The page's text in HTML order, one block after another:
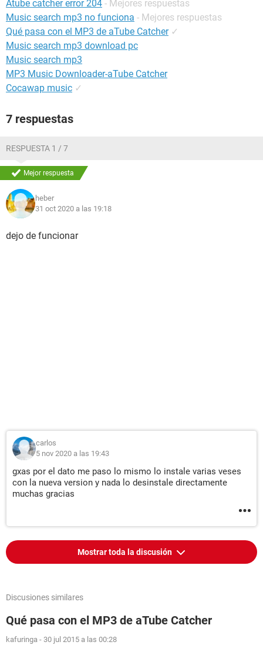
Atube catcher error 204 - Mejores respuestas
Music search mp3 no funciona - Mejores respuestas
Qué pasa con el MP3 de aTube Catcher ✓
Music search mp3 download pc
Music search mp3
MP3 Music Downloader-aTube Catcher
Cocawap music ✓
7 respuestas
RESPUESTA 1 / 7
Mejor respuesta
heber
31 oct 2020 a las 19:18
dejo de funcionar
carlos
5 nov 2020 a las 19:43
gxas por el dato me paso lo mismo lo instale varias veses
con la nueva version y nada lo desinstale directamente
muchas gracias
Mostrar toda la discusión
Discusiones similares
Qué pasa con el MP3 de aTube Catcher
kafuringa - 30 jul 2015 a las 00:28